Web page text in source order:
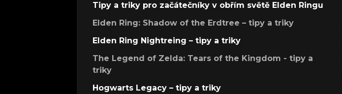
Tipy a triky pro začátečníky v obřím světě Elden Ringu
Elden Ring: Shadow of the Erdtree – tipy a triky
Elden Ring Nightreing – tipy a triky
The Legend of Zelda: Tears of the Kingdom - tipy a
triky
Hogwarts Legacy – tipy a triky